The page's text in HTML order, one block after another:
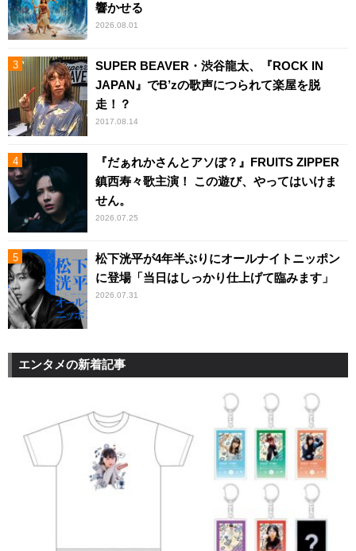
響かせる
2026.08.01
SUPER BEAVER・渋谷龍太、『ROCK IN
JAPAN』でB’zの歌声につられて楽屋を脱
走！？
2017.08.14
『だぁれかさんとアソぼ？』FRUITS ZIPPER
鎮西寿々歌主演！ この遊び、やってはいけま
せん。
2026.07.25
松下洸平が4年半ぶりにオールナイトニッポン
に登場「当日はしっかり仕上げて臨みます」
2026.07.31
エンタメの新着記事